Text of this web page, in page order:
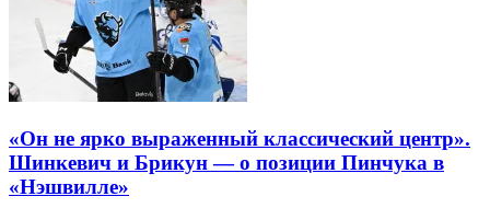
«Он не ярко выраженный классический центр».
Шинкевич и Брикун — о позиции Пинчука в
«Нэшвилле»